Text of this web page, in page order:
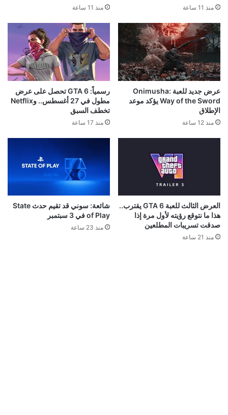
منذ 11 ساعة منذ 11 ساعة
عرض جديد للعبة Onimusha:
Way of the Sword يؤكد موعد
الإطلاق
منذ 12 ساعة
رسمياً: GTA 6 تحصل على عرض
مطول في 27 أغسطس.. وNetflix
تخطف السبق
منذ 17 ساعة
العرض الثالث للعبة GTA 6 يقترب..
هذا ما نتوقع رؤيته لأول مرة إذا
صدقت تسريبات المطلعين
منذ 21 ساعة
شائعة: سوني قد تقيم حدث State
of Play في 3 سبتمبر
منذ 23 ساعة